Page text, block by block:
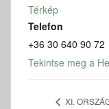
Térkép
Telefon
+36 30 640 90 72
Tekintse meg a
XI.